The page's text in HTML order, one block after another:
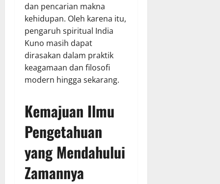
dan pencarian makna
kehidupan. Oleh karena itu,
pengaruh spiritual India
Kuno masih dapat
dirasakan dalam praktik
keagamaan dan filosofi
modern hingga sekarang.
Kemajuan Ilmu
Pengetahuan
yang Mendahului
Zamannya